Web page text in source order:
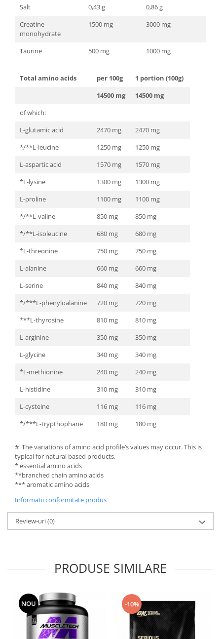
Salt 0,43 g
0,86 g
Creatine
monohydrate
1500 mg 3000 mg
Taurine 500 mg 1000 mg
Total amino acids per 100g
1 portion (100g)
14500 mg
14500 mg
of which:
L-glutamic acid
2470 mg
2470 mg
*/**L-leucine
1250 mg
1250 mg
L-aspartic acid
1570 mg
1570 mg
*L-lysine
1300 mg
1300 mg
L-proline
1100 mg
1100 mg
*/**L-valine
850 mg
850 mg
*/**L-isoleucine
680 mg
680 mg
*L-threonine
750 mg
750 mg
L-alanine
660 mg
660 mg
L-serine
840 mg
840 mg
*/***L-phenyloalanine
720 mg
720 mg
***L-thyrosine
810 mg
810 mg
L-arginine
350 mg
350 mg
L-glycine
340 mg
340 mg
*L-methionine
240 mg
240 mg
L-histidine
310 mg
310 mg
L-cysteine
116 mg
116 mg
*/***L-trypthophane
180 mg 180 mg
# The variations of amino acid profile’s values may occur. This is
typical for natural based products.
* essential amino acids
**branched chain amino acids
*** aromatic amino acids
Informatii conformitate produs
Review-uri(0)
PRODUSE SIMILARE
NOU -10%